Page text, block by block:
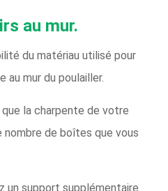
au mur.
du matériau utilisé pour
au mur du poulailler.
la charpente de votre
de boîtes que vous
un support supplémentaire